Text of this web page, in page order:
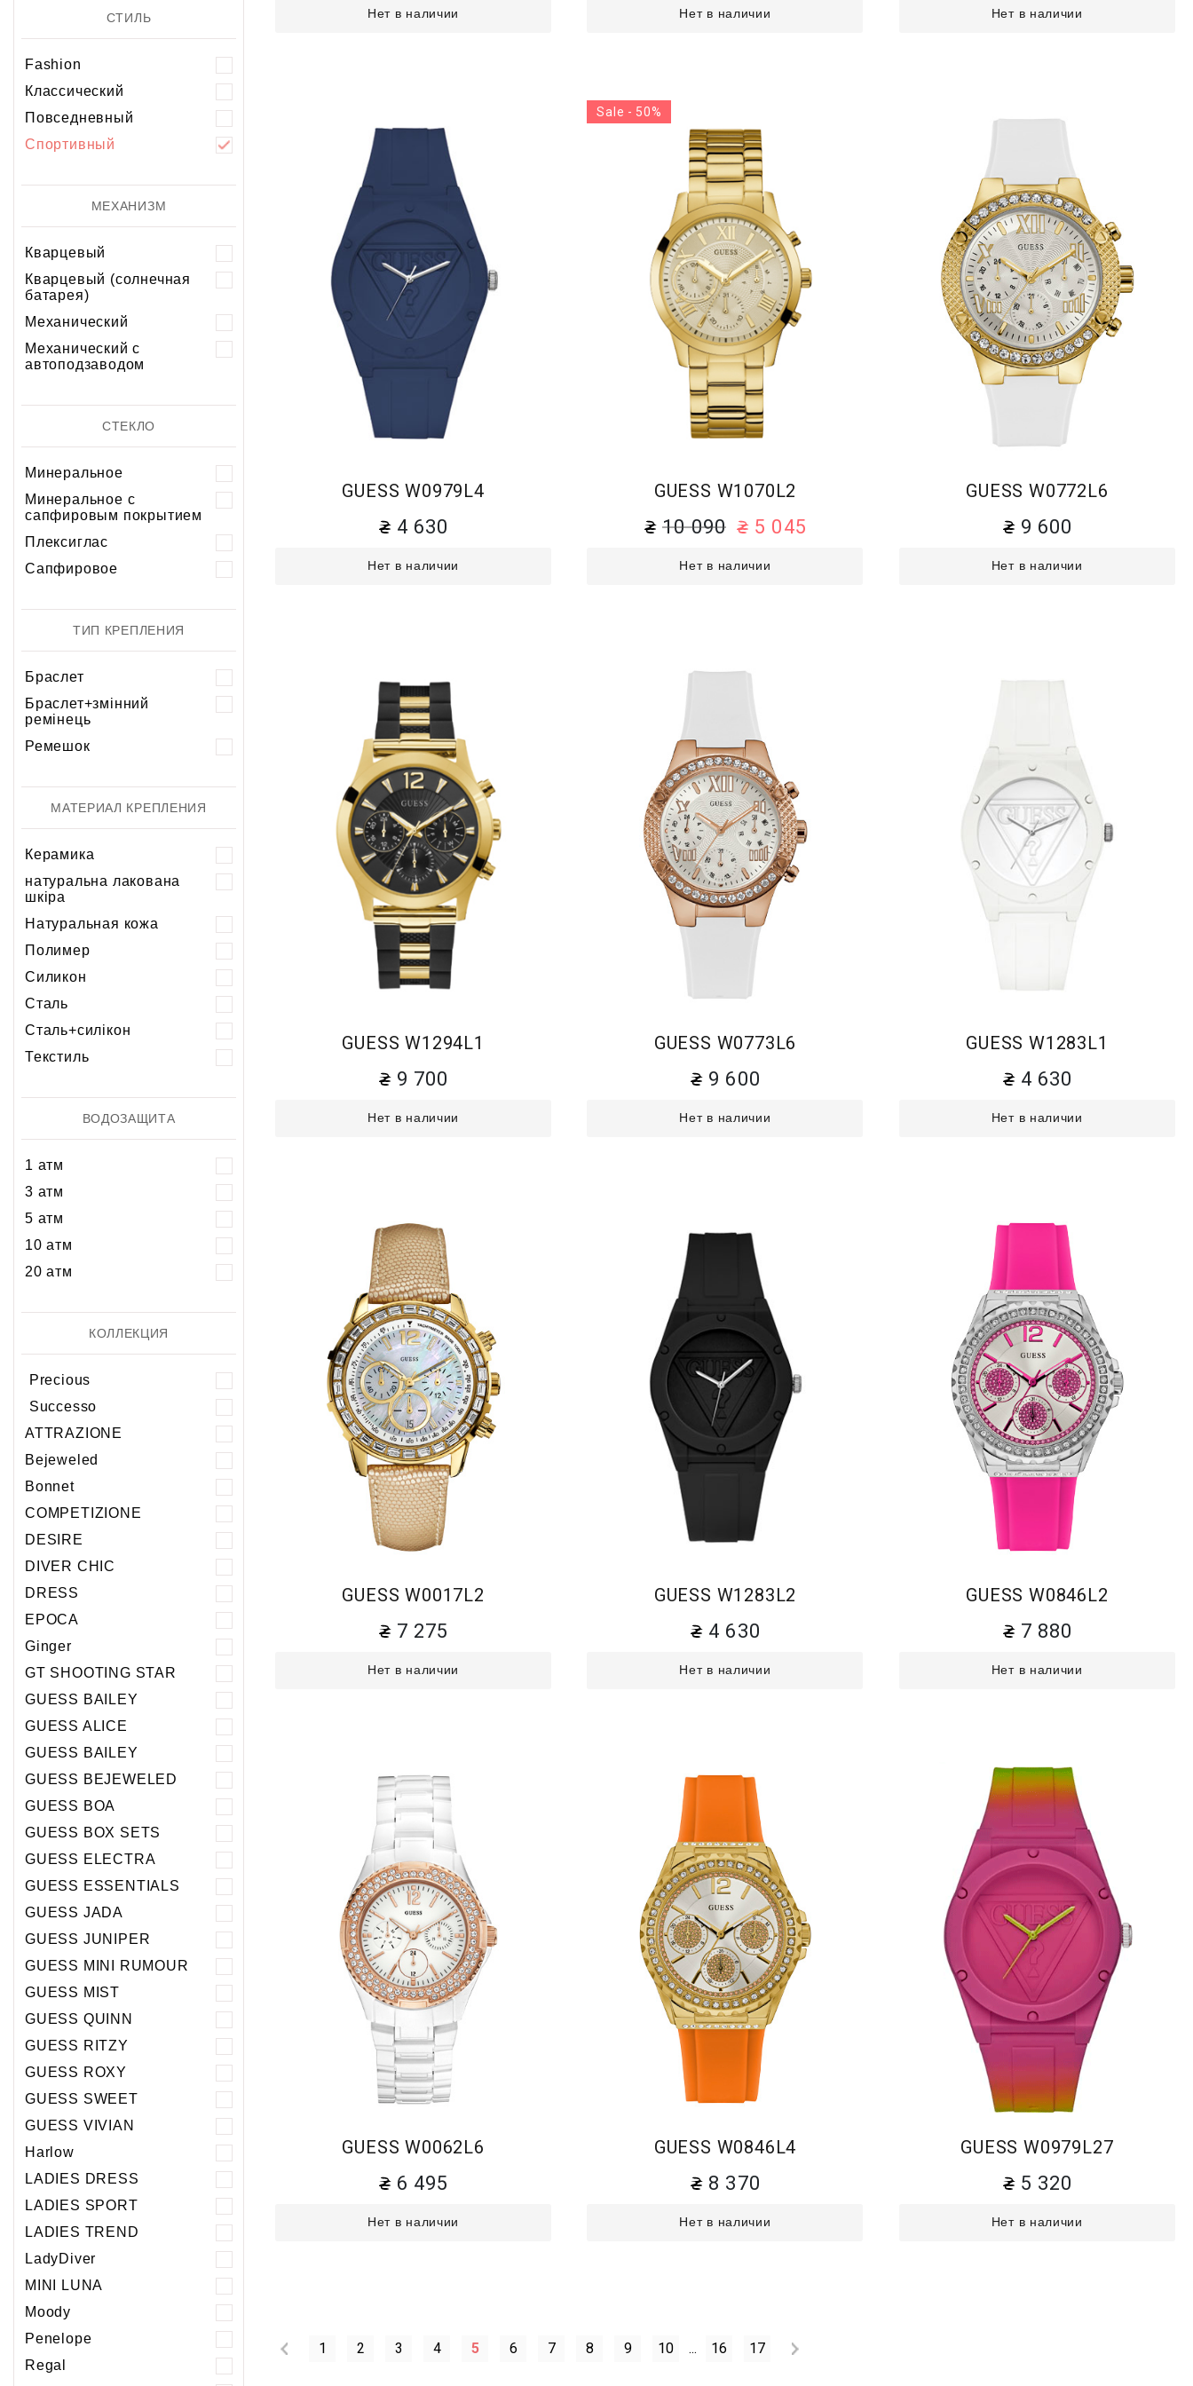
СТИЛЬ
Fashion
Классический
Повседневный
Спортивный
МЕХАНИЗМ
Кварцевый
Кварцевый (солнечная
батарея)
Механический
Механический с
автоподзаводом
СТЕКЛО
Минеральное
Минеральное с
сапфировым покрытием
Плексиглас
Сапфировое
ТИП КРЕПЛЕНИЯ
Браслет
Браслет+змінний
ремінець
Ремешок
МАТЕРИАЛ КРЕПЛЕНИЯ
Керамика
натуральна лакована
шкіра
Натуральная кожа
Полимер
Силикон
Сталь
Сталь+силікон
Текстиль
ВОДОЗАЩИТА
1 атм
3 атм
5 атм
10 атм
20 атм
КОЛЛЕКЦИЯ
Precious
Successo
ATTRAZIONE
Bejeweled
Bonnet
COMPETIZIONE
DESIRE
DIVER CHIC
DRESS
EPOCA
Ginger
GT SHOOTING STAR
GUESS BAILEY
GUESS ALICE
GUESS BAILEY
GUESS BEJEWELED
GUESS BOA
GUESS BOX SETS
GUESS ELECTRA
GUESS ESSENTIALS
GUESS JADA
GUESS JUNIPER
GUESS MINI RUMOUR
GUESS MIST
GUESS QUINN
GUESS RITZY
GUESS ROXY
GUESS SWEET
GUESS VIVIAN
Harlow
LADIES DRESS
LADIES SPORT
LADIES TREND
LadyDiver
MINI LUNA
Moody
Penelope
Regal
Нет в наличии Нет в наличии Нет в наличии
GUESS W0979L4
4 630
Нет в наличии
GUESS W1070L2
10 090 5 045
Нет в наличии
Sale - 50%
GUESS W0772L6
9 600
Нет в наличии
GUESS W1294L1
9 700
Нет в наличии
GUESS W0773L6
9 600
Нет в наличии
GUESS W1283L1
4 630
Нет в наличии
GUESS W0017L2
7 275
Нет в наличии
GUESS W1283L2
4 630
Нет в наличии
GUESS W0846L2
7 880
Нет в наличии
GUESS W0062L6
6 495
Нет в наличии
GUESS W0846L4
8 370
Нет в наличии
GUESS W0979L27
5 320
Нет в наличии
1 2 3 4 5 6 7 8 9 10 ... 16 17